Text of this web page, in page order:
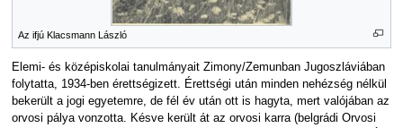
Az ifjú Klacsmann László
Elemi- és középiskolai tanulmányait Zimony/Zemunban Jugoszláviában
folytatta, 1934-ben érettségizett. Érettségi után minden nehézség nélkül
bekerült a jogi egyetemre, de fél év után ott is hagyta, mert valójában az
orvosi pálya vonzotta. Késve került át az orvosi karra (belgrádi Orvosi